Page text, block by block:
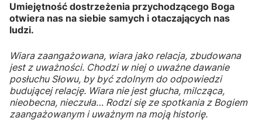
Umiejętność dostrzeżenia przychodzącego Boga
otwiera nas na siebie samych i otaczających nas
ludzi.
Wiara zaangażowana, wiara jako relacja, zbudowana
jest z uważności. Chodzi w niej o uważne dawanie
posłuchu Słowu, by być zdolnym do odpowiedzi
budującej relację. Wiara nie jest głucha, milcząca,
nieobecna, nieczuła… Rodzi się ze spotkania z Bogiem
zaangażowanym i uważnym na moją historię.